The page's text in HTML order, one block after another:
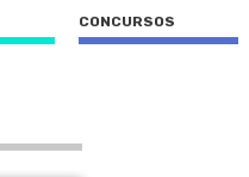
CONCURSOS